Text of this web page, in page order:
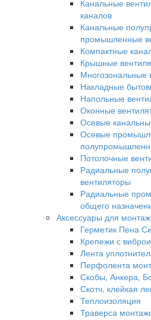
Канальные
каналов
Канальные
промышленные
Компактные
Крышные
Многозональные
Накладные
Напольные
Оконные
Осевые
Осевые
Потолочные
Радиальные
вентиляторы
Радиальные
общего
Аксессуары для
Герметик Пена
Крепежи с
Лента
Перфолента
Скобы, Анкера,
Скотч, клейкая
Теплоизоляция
Траверса